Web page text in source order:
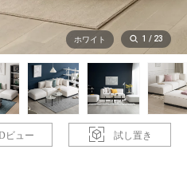
ホワイト 1 / 23
ビュー 試し置き